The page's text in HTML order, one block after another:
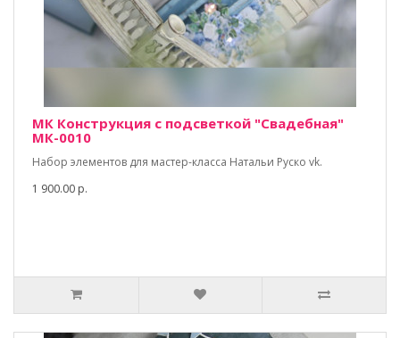
МК Конструкция с подсветкой "Свадебная"
МК-0010
Набор элементов для мастер-класса Натальи Руско vk.
1 900.00 р.